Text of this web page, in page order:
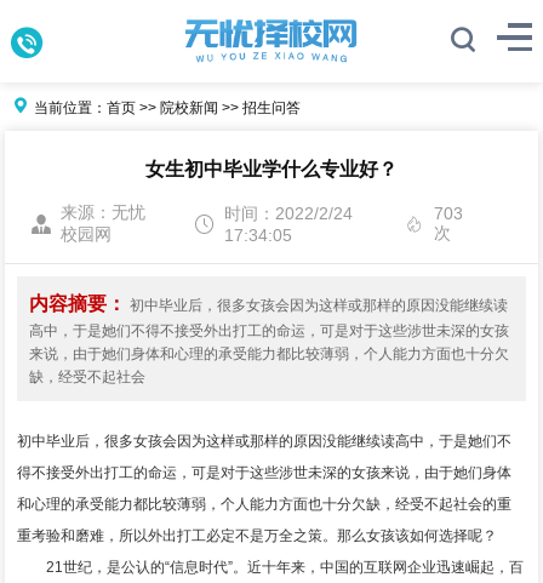
当前位置：首页 >> 院校新闻 >>招生问答
女生初中毕业学什么专业好？
来源：无忧
校园网
时间：2022/2/24
17:34:05
703
次
内容摘要：
初中毕业后，很多女孩会因为这样或那样的原因没能继续读
高中，于是她们不得不接受外出打工的命运，可是对于这些涉世未深的女孩
来说，由于她们身体和心理的承受能力都比较薄弱，个人能力方面也十分欠
缺，经受不起社会
初中毕业后，很多女孩会因为这样或那样的原因没能继续读高中，于是她们不
得不接受外出打工的命运，可是对于这些涉世未深的女孩来说，由于她们身体
和心理的承受能力都比较薄弱，个人能力方面也十分欠缺，经受不起社会的重
重考验和磨难，所以外出打工必定不是万全之策。那么女孩该如何选择呢？
21世纪，是公认的“信息时代”。近十年来，中国的互联网企业迅速崛起，百